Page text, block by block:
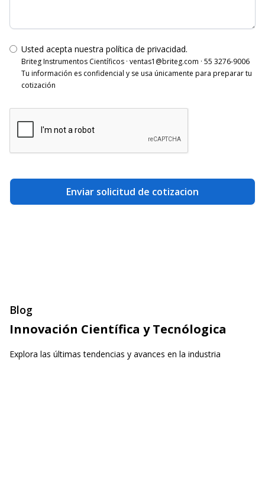
Usted acepta nuestra política de privacidad.
Briteg Instrumentos Científicos · ventas1@briteg.com · 55 3276-9006
Tu información es confidencial y se usa únicamente para preparar tu
cotización
Blog
Innovación Científica y Tecnólogica
Explora las últimas tendencias y avances en la industria